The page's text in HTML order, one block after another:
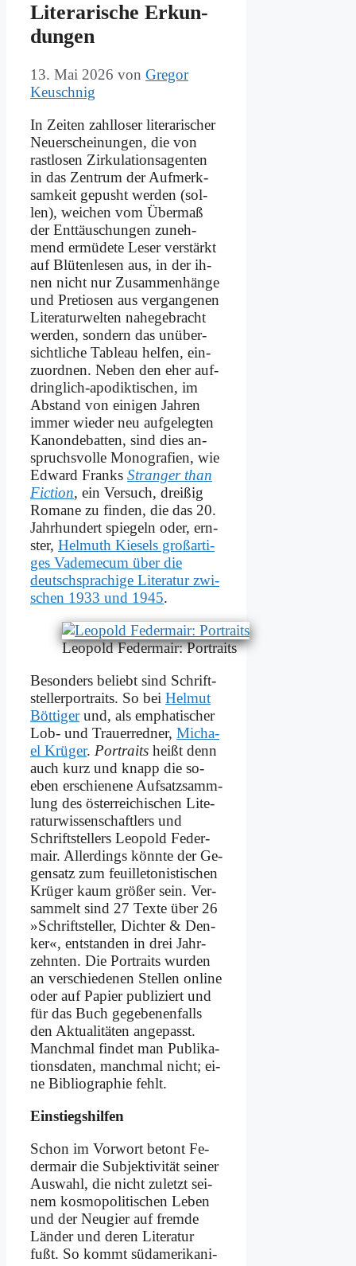
Li­te­ra­ri­sche Er­kun­
dun­gen
13. Mai 2026 von Gregor
Keuschnig
In Zei­ten zahl­lo­ser li­te­ra­ri­scher
Neu­erschei­nun­gen, die von
rast­lo­sen Zir­ku­la­ti­ons­agen­ten
in das Zen­trum der Auf­merk­
sam­keit ge­pusht wer­den (sol­
len), wei­chen vom Über­maß
der Ent­täu­schun­gen zu­neh­
mend er­mü­de­te Le­ser ver­stärkt
auf Blü­ten­le­sen aus, in der ih­
nen nicht nur Zu­sam­men­hän­ge
und Pre­tio­sen aus ver­gan­ge­nen
Li­te­ra­tur­wel­ten na­he­ge­bracht
wer­den, son­dern das un­über­
sicht­li­che Ta­bleau hel­fen, ein­
zu­ord­nen. Ne­ben den eher auf­
dring­lich-apo­dik­ti­schen, im
Ab­stand von ei­ni­gen Jah­ren
im­mer wie­der neu auf­ge­leg­ten
Ka­non­de­bat­ten, sind dies an­
spruchs­vol­le Mo­no­gra­fien, wie
Ed­ward Franks Stran­ger than
Fic­tion, ein Ver­such, drei­ßig
Ro­ma­ne zu fin­den, die das 20.
Jahr­hun­dert spie­geln oder, ern­
ster, Hel­muth Kie­sels groß­ar­ti­
ges Va­de­me­cum über die
deutsch­spra­chi­ge Li­te­ra­tur zwi­
schen 1933 und 1945.
Leo­pold Fe­der­mair: Por­traits
Be­son­ders be­liebt sind Schrift­
stel­ler­por­traits. So bei Hel­mut
Böt­ti­gerund, als em­pha­ti­scher
Lob- und Trau­er­red­ner, Mi­cha­
el Krü­ger. Por­traits heißt denn
auch kurz und knapp die so­
eben er­schie­ne­ne Auf­satz­samm­
lung des öster­rei­chi­schen Li­te­
ra­tur­wis­sen­schaft­lers und
Schrift­stel­lers Leo­pold Fe­der­
mair. Al­ler­dings könn­te der Ge­
gen­satz zum feuil­le­to­ni­sti­schen
Krü­ger kaum grö­ßer sein. Ver­
sam­melt sind 27 Tex­te über 26
»Schrift­stel­ler, Dich­ter & Den­
ker«, ent­stan­den in drei Jahr­
zehn­ten. Die Por­traits wur­den
an ver­schie­de­nen Stel­len on­line
oder auf Pa­pier pu­bli­ziert und
für das Buch ge­ge­be­nen­falls
den Ak­tua­li­tä­ten an­ge­passt.
Manch­mal fin­det man Pu­bli­ka­
ti­ons­da­ten, manch­mal nicht; ei­
ne Bi­blio­gra­phie fehlt.
Ein­stiegs­hil­fen
Schon im Vor­wort be­tont Fe­
der­mair die Sub­jek­ti­vi­tät sei­ner
Aus­wahl, die nicht zu­letzt sei­
nem kos­mo­po­li­ti­schen Le­ben
und der Neu­gier auf frem­de
Län­der und de­ren Li­te­ra­tur
fußt. So kommt süd­ame­ri­ka­ni­